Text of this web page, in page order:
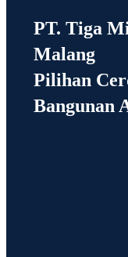
PT. Tiga
Malang
Pilihan
Bangunan